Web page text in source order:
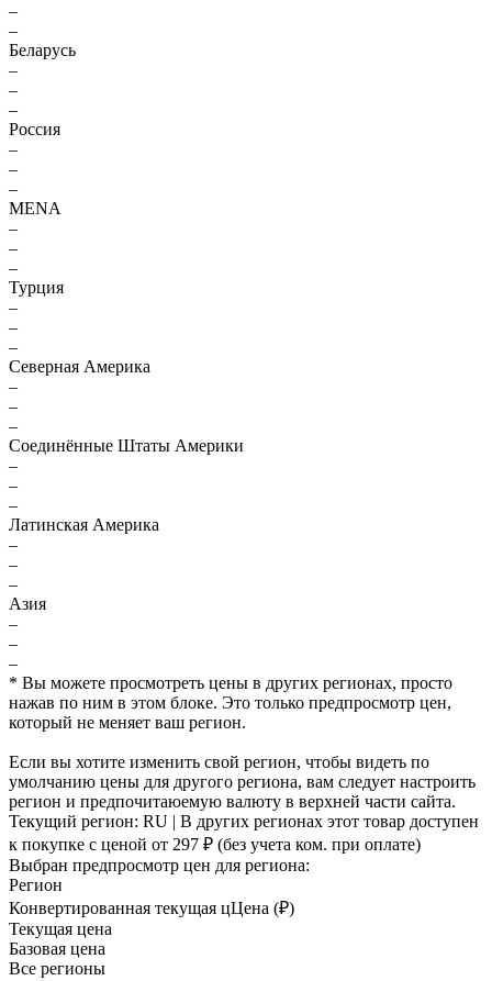
–
–
Беларусь
–
–
–
Россия
–
–
–
MENA
–
–
–
Турция
–
–
–
Северная Америка
–
–
–
Соединённые Штаты Америки
–
–
–
Латинская Америка
–
–
–
Азия
–
–
–
* Вы можете просмотреть цены в других регионах, просто
нажав по ним в этом блоке. Это только предпросмотр цен,
который не меняет ваш регион.
Если вы хотите изменить свой регион, чтобы видеть по
умолчанию цены для другого региона, вам следует настроить
регион и предпочитаюемую валюту в верхней части сайта.
Текущий регион: RU | В других регионах этот товар доступен
к покупке с ценой от 297 ₽ (без учета ком. при оплате)
Выбран предпросмотр цен для региона:
Регион
Конвертированная текущая цЦена (₽)
Текущая цена
Базовая цена
Все регионы